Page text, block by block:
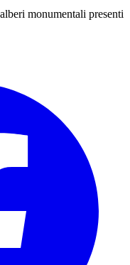
monumentali presenti